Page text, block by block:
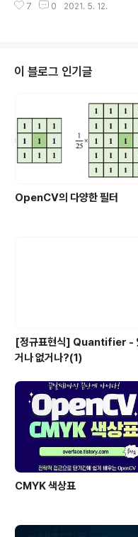
구글드라이브(Google Drive) 연
고 한다. overface.tistory.com 이
해서 구글드라이브에 lenna.bmp
코드+ 탭을 클릭하여 소스코드를
기본 경로는 /cotent/gdrive/My
mp 사진파일을 Cola..
7 0 2021. 5. 12.
이 블로그 인기글
OpenCV의 다양한 필터
[정규표현식] Quantifier -
거나 없거나?(1)
CMYK 색상표